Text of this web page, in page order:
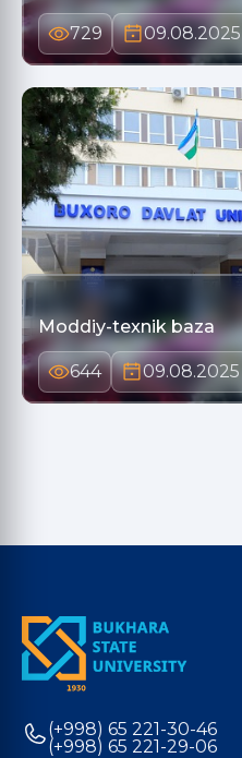
729 09.08.2025
Moddiy-texnik baza
644 09.08.2025
(+998) 65 221-30-46
(+998) 65 221-29-06